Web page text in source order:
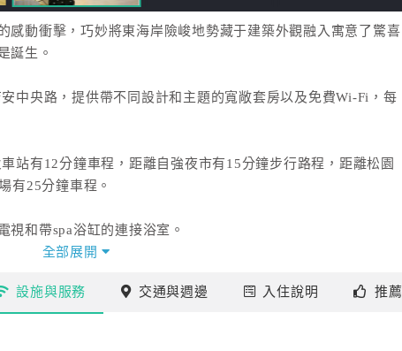
感動衝擊，巧妙將東海岸險峻地勢藏于建築外觀融入寓意了驚喜
誕生。
中央路，提供帶不同設計和主題的寬敞套房以及免費Wi-Fi，每
站有12分鐘車程，距離自強夜市有15分鐘步行路程，距離松園
有25分鐘車程。
視和帶spa浴缸的連接浴室。
全部展開
設施與服務 交通與週邊 入住說明 推薦